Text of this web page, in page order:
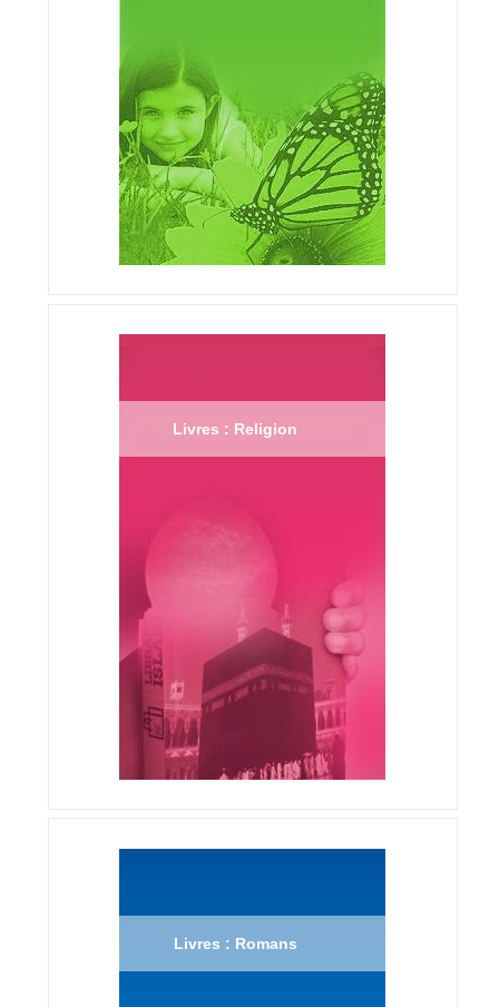
Livres : Religion
Livres : Romans